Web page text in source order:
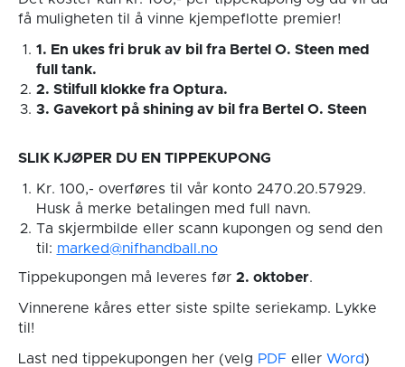
få muligheten til å vinne kjempeflotte premier!
1. En ukes fri bruk av bil fra Bertel O. Steen med
full tank.
2. Stilfull klokke fra Optura.
3. Gavekort på shining av bil fra Bertel O. Steen
SLIK KJØPER DU EN TIPPEKUPONG
Kr. 100,- overføres til vår konto 2470.20.57929.
Husk å merke betalingen med full navn.
Ta skjermbilde eller scann kupongen og send den
til: marked@nifhandball.no
Tippekupongen må leveres før 2. oktober.
Vinnerene kåres etter siste spilte seriekamp. Lykke
til!
Last ned tippekupongen her (velg PDFeller Word)